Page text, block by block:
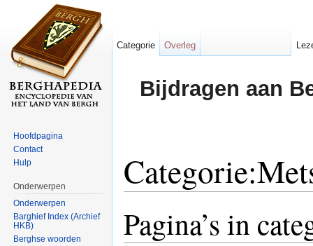
Bijdragen aan
Pagina’s in
Categorie Overleg
Hoofdpagina
Contact
Hulp
Onderwerpen
Onderwerpen
Barghief Index (Archief
HKB)
Berghse woorden